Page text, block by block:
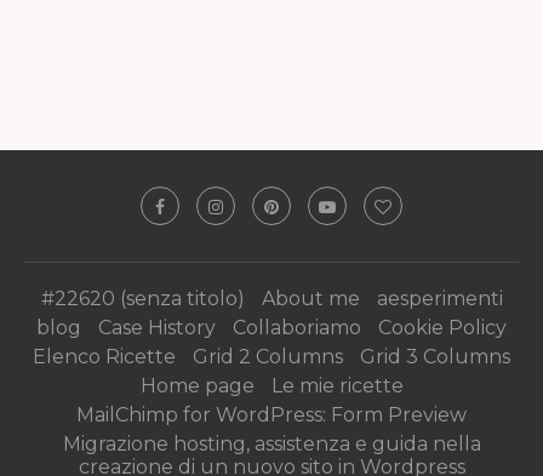
#22620 (senza titolo) About me
aesperimenti
blog
Case History Collaboriamo
Cookie Policy
Elenco Ricette
Grid 2 Columns
Grid 3 Columns
Home page
Le mie ricette
MailChimp for WordPress: Form Preview
Migrazione hosting, assistenza e guida nella
creazione di un nuovo sito in Wordpress